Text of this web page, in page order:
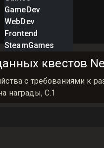
GameDev
WebDev
Frontend
SteamGames
квестов
с требованиями к
награды, С.1